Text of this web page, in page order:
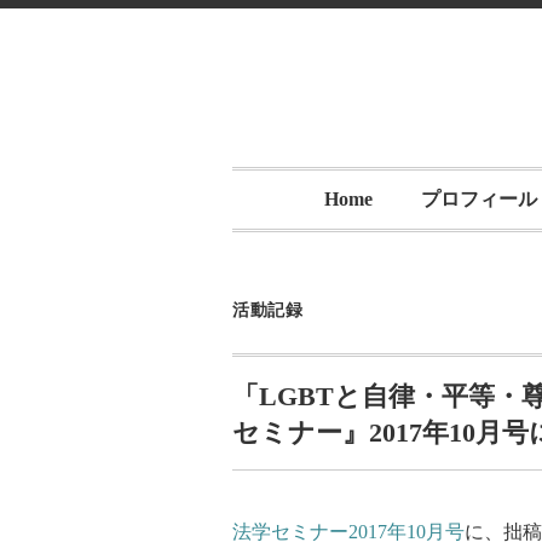
Home プロフィール
活動記録
「LGBTと自律・平等
セミナー』2017年10月号
法学セミナー2017年10月号に、拙